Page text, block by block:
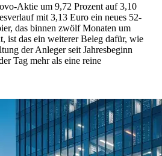
Aktie um 9,72 Prozent auf 3,10
mit 3,13 Euro ein neues 52-
das binnen zwölf Monaten um
ist das ein weiterer Beleg dafür, wie
der Anleger seit Jahresbeginn
Tag mehr als eine reine